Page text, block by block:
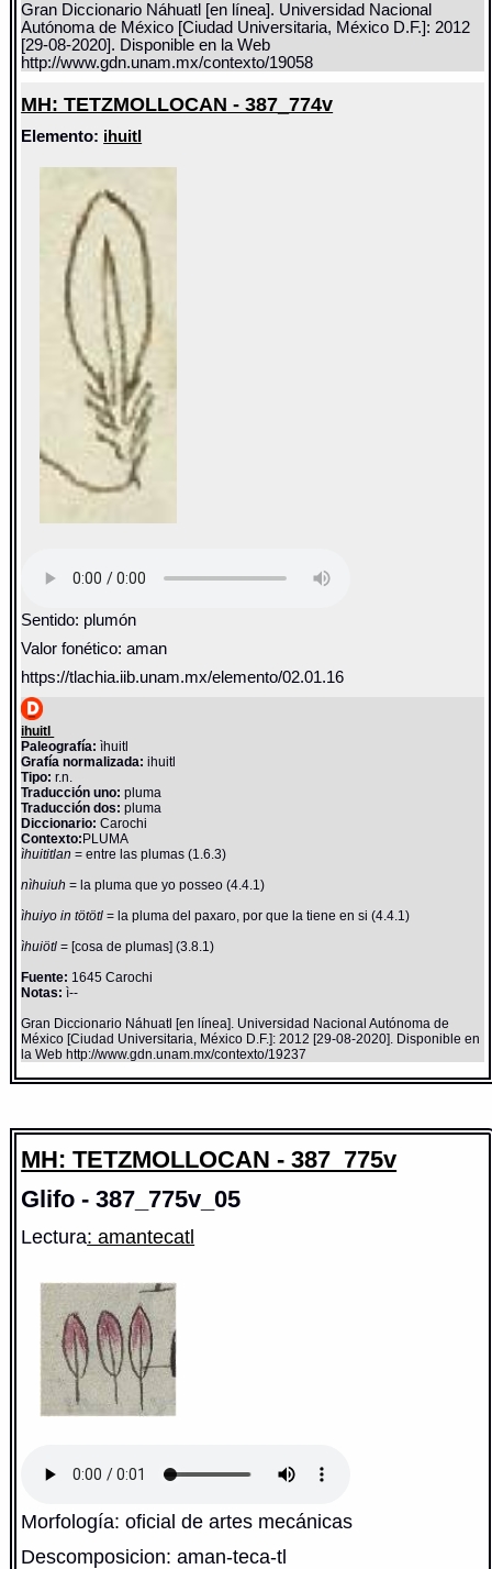
Gran Diccionario Náhuatl [en línea]. Universidad Nacional
Autónoma de México [Ciudad Universitaria, México D.F.]: 2012
[29-08-2020]. Disponible en la Web
http://www.gdn.unam.mx/contexto/19058
MH: TETZMOLLOCAN - 387_774v
Elemento: ihuitl
Sentido: plumón
Valor fonético: aman
https://tlachia.iib.unam.mx/elemento/02.01.16
ihuitl
Paleografía: ìhuitl
Grafía normalizada: ihuitl
Tipo: r.n.
Traducción uno: pluma
Traducción dos: pluma
Diccionario:Carochi
Contexto:PLUMA
ìhuititlan= entre las plumas (1.6.3)
nìhuiuh= la pluma que yo posseo (4.4.1)
ìhuiyo in tötötl= la pluma del paxaro, por que la tiene en si (4.4.1)
ìhuiötl= [cosa de plumas] (3.8.1)
Fuente: 1645 Carochi
Notas: ì--
Gran Diccionario Náhuatl [en línea]. Universidad Nacional Autónoma de
México [Ciudad Universitaria, México D.F.]: 2012 [29-08-2020]. Disponible en
la Web http://www.gdn.unam.mx/contexto/19237
MH: TETZMOLLOCAN - 387_775v
Glifo - 387_775v_05
Lectura: amantecatl
Morfología: oficial de artes mecánicas
Descomposicion: aman-teca-tl